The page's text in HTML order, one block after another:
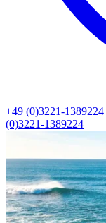
+49 (0)3221-1389224
(0)3221-1389224